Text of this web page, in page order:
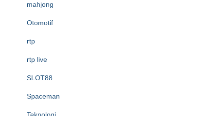
mahjong
Otomotif
rtp
rtp live
SLOT88
Spaceman